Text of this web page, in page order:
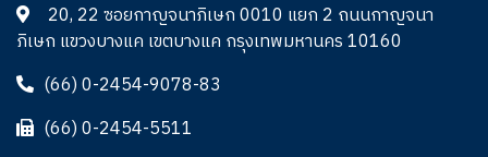
20, 22 ซอยกาญจนาภิเษก 0010 แยก 2 ถนนกาญจนา
ภิเษก แขวงบางแค เขตบางแค กรุงเทพมหานคร 10160
(66) 0-2454-9078-83
(66) 0-2454-5511